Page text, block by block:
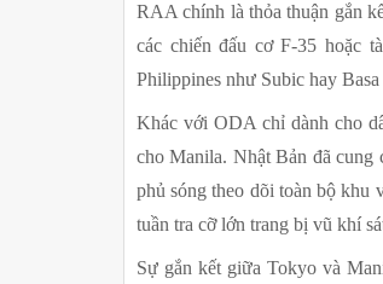
RAA chính là thỏa thuận gắn
các chiến đấu cơ F-35 hoặc
Philippines như Subic hay
Khác với ODA chỉ dành cho
cho Manila. Nhật Bản đã cung
phủ sóng theo dõi toàn bộ khu
tuần tra cỡ lớn trang bị vũ khí
Sự gắn kết giữa Tokyo và